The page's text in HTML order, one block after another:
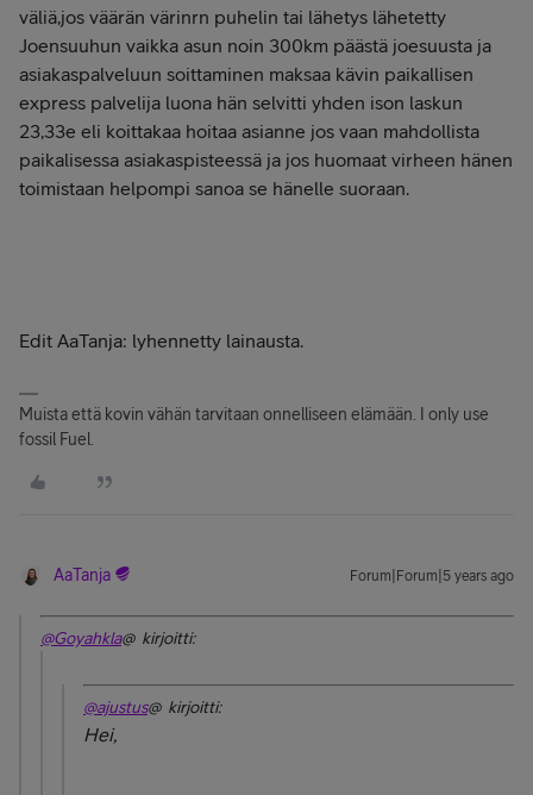
väliä,jos väärän värinrn puhelin tai lähetys lähetetty
Joensuuhun vaikka asun noin 300km päästä joesuusta ja
asiakaspalveluun soittaminen maksaa kävin paikallisen
express palvelija luona hän selvitti yhden ison laskun
23,33e eli koittakaa hoitaa asianne jos vaan mahdollista
paikalisessa asiakaspisteessä ja jos huomaat virheen hänen
toimistaan helpompi sanoa se hänelle suoraan.
Edit AaTanja: lyhennetty lainausta.
Muista että kovin vähän tarvitaan onnelliseen elämään. I only use
fossil Fuel.
AaTanja Forum|Forum|5 years ago
@Goyahkla@ kirjoitti:
@ajustus@ kirjoitti:
Hei,